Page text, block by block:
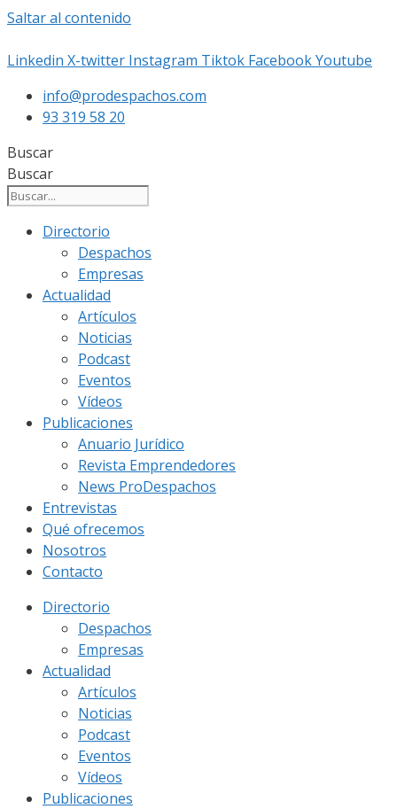
Saltar al contenido
Linkedin X-twitter Instagram Tiktok FacebookYoutube
info@prodespachos.com
93 319 58 20
Buscar
Buscar
Directorio
Despachos
Empresas
Actualidad
Artículos
Noticias
Podcast
Eventos
Vídeos
Publicaciones
Anuario Jurídico
Revista Emprendedores
News ProDespachos
Entrevistas
Qué ofrecemos
Nosotros
Contacto
Directorio
Despachos
Empresas
Actualidad
Artículos
Noticias
Podcast
Eventos
Vídeos
Publicaciones